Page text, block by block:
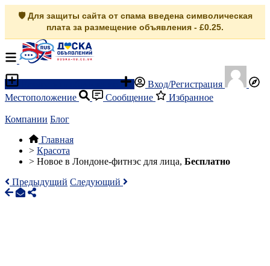
🛡️ Для защиты сайта от спама введена символическая
плата за размещение объявления - £0.25.
Вход/Регистрация
Местоположение
Сообщение Избранное
Компании Блог
Главная
> Красота
> Новое в Лондоне-фитнэс для лица, Бесплатно
Предыдущий Следующий